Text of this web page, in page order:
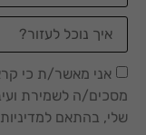
אני מאשר/ת כי
מסכים/ה לשמירת
שלי, בהתאם